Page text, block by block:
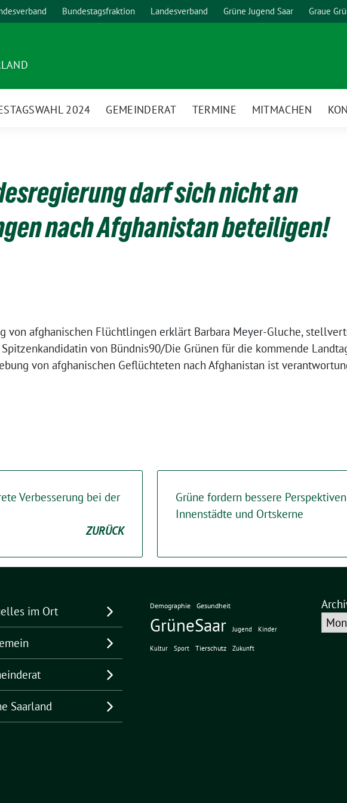
Bundestagsfraktion Landesverband Grüne Jugend Saar Graue
2024 GEMEINDERAT TERMINE MITMACHEN
darf sich nicht an
nach Afghanistan beteiligen!
von afghanischen Flüchtlingen erklärt Barbara Meyer-Gluche,
von Bündnis90/Die Grünen für die kommende
von afghanischen Geflüchteten nach Afghanistan ist
Verbesserung bei der
ZURÜCK
Grüne fordern bessere
Innenstädte und Ortskerne
im Ort
Saarland
Demographie Gesundheit
GrüneSaar Jugend Kinder
Kultur Sport Tierschutz Zukunft